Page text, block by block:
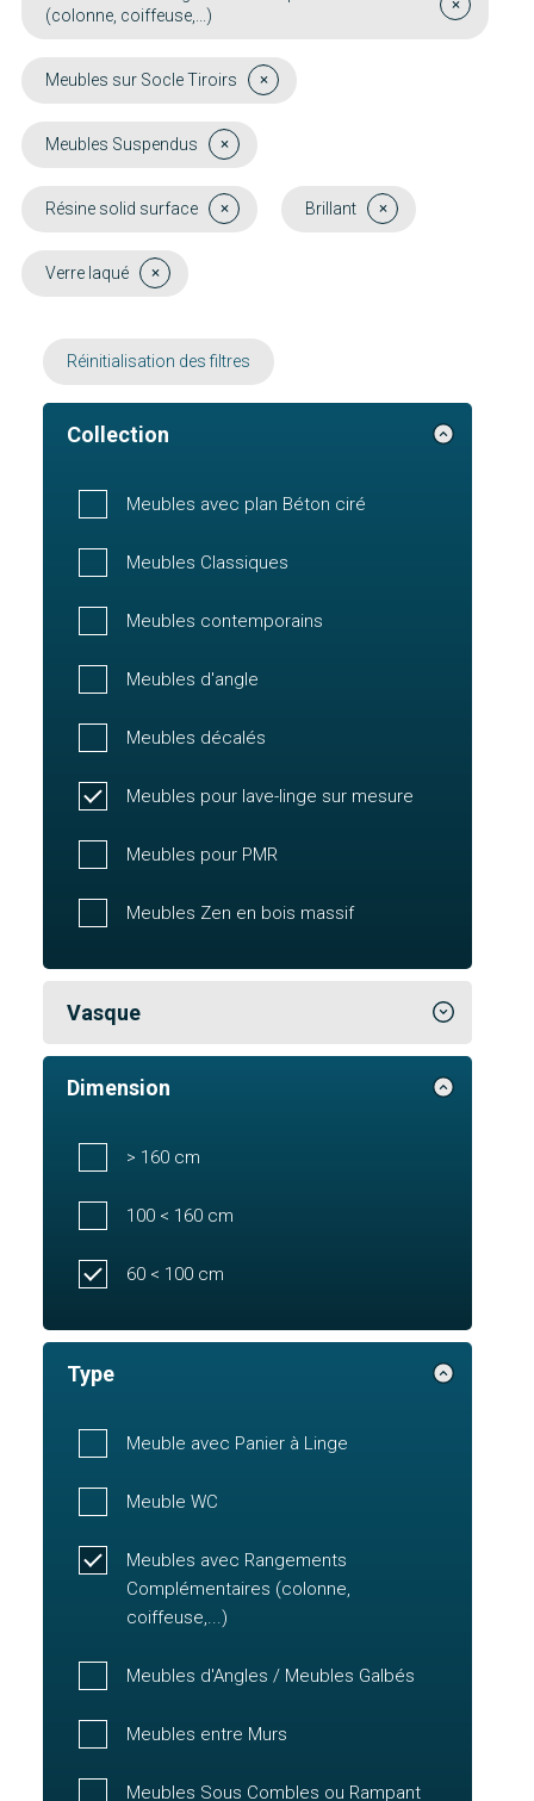
(colonne, coiffeuse,...)
Meubles sur Socle Tiroirs
Meubles Suspendus
Résine solid surface Brillant
Verre laqué
Réinitialisation des filtres
Collection
Meubles avec plan Béton ciré
Meubles Classiques
Meubles contemporains
Meubles d'angle
Meubles décalés
Meubles pour lave-linge sur mesure
Meubles pour PMR
Meubles Zen en bois massif
Vasque
Dimension
> 160 cm
100 < 160 cm
60 < 100 cm
Type
Meuble avec Panier à Linge
Meuble WC
Meubles avec Rangements
Complémentaires (colonne,
coiffeuse,...)
Meubles d'Angles / Meubles Galbés
Meubles entre Murs
Meubles Sous Combles ou Rampant